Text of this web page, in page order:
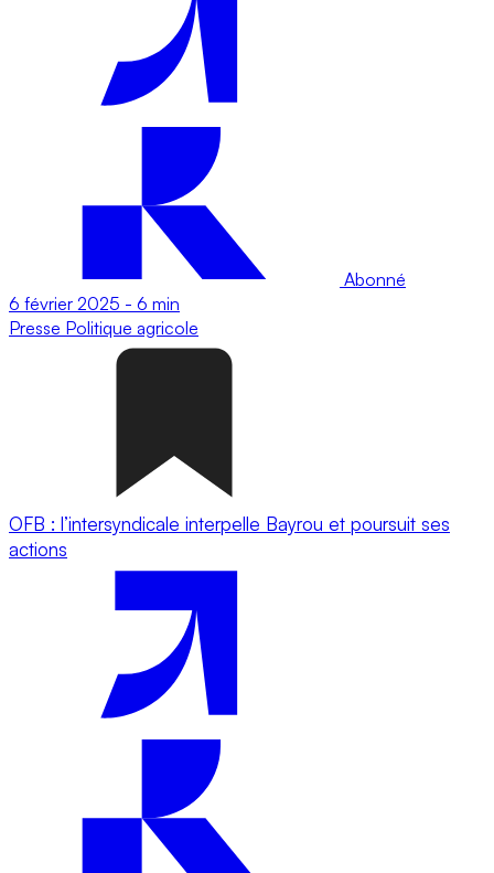
Abonné
6 février 2025 - 6 min
Presse Politique agricole
OFB : l’intersyndicale interpelle Bayrou et poursuit ses
actions